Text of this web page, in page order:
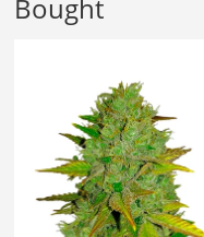
Bought